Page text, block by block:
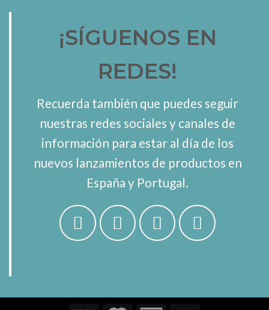
¡SÍGUENOS EN
REDES!
Recuerda también que puedes seguir
nuestras redes sociales y canales de
información para estar al día de los
nuevos lanzamientos de productos en
España y Portugal.